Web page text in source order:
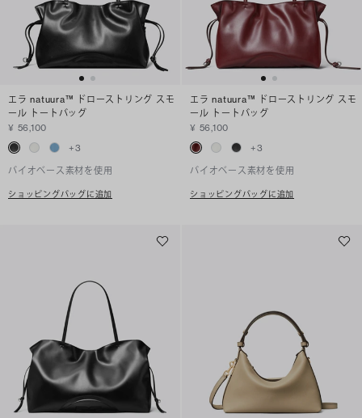
エラ natuura™ ドローストリング スモ
ール トートバッグ
¥ 56,100
+3
バイオベース素材を使用
ショッピングバッグに追加
エラ natuura™ ドローストリング スモ
ール トートバッグ
¥ 56,100
+3
バイオベース素材を使用
ショッピングバッグに追加